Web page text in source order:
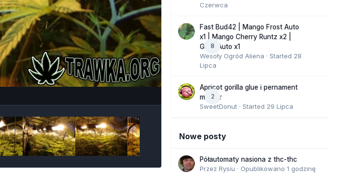
Image Tools
Czerwca
8
Fast Bud42 | Mango Frost Auto
x1 | Mango Cherry Runtz x2 |
GMO Auto x1
Wesoły Ogród Aliena · Started 28
Lipca
2
Apricot gorilla glue i pernament
marker
SweetDonut · Started 29 Lipca
Nowe posty
Półautomaty nasiona z thc-thc
Przez Rysiu · Opublikowano 1 godzinę